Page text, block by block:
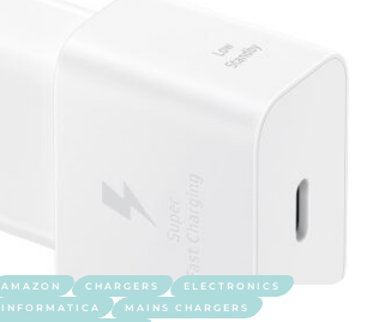
AMAZON CHARGERS
ELECTRONICS
INFORMATICA
MAINS CHARGERS